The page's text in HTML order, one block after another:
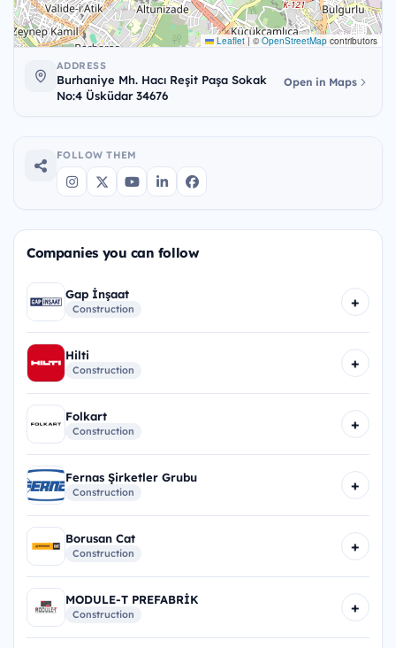
Leaflet | ©OpenStreetMap contributors
ADDRESS
Burhaniye Mh. Hacı Reşit Paşa Sokak
No:4 Üsküdar 34676
Open in Maps
FOLLOW THEM
Companies you can follow
Gap İnşaat
Construction +
Hilti
Construction +
Folkart
Construction +
Fernas Şirketler Grubu
Construction +
Borusan Cat
Construction +
MODULE-T PREFABRİK
Construction +